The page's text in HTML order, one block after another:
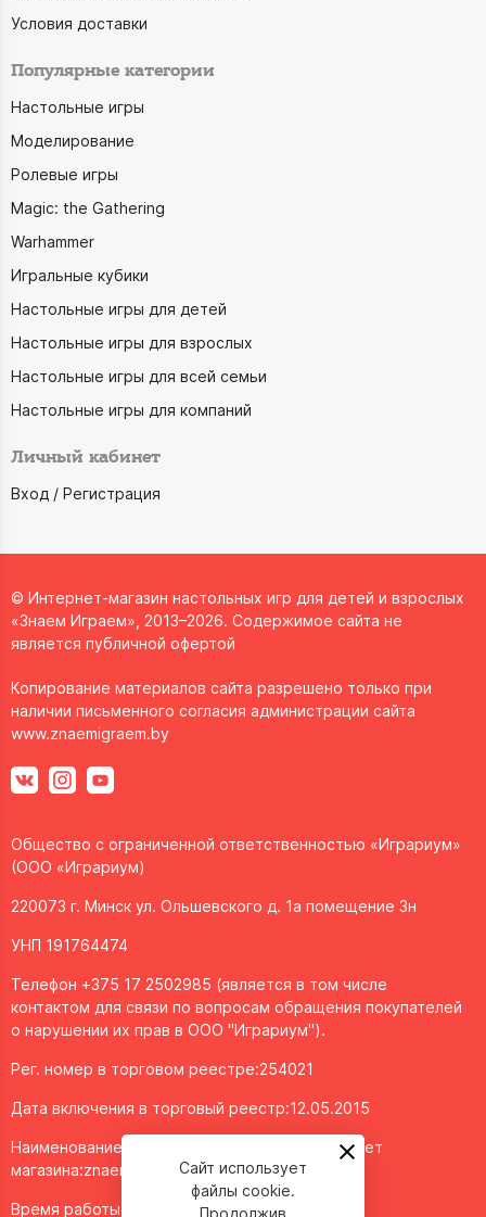
Условия доставки
Популярные категории
Настольные игры
Моделирование
Ролевые игры
Magic: the Gathering
Warhammer
Игральные кубики
Настольные игры для детей
Настольные игры для взрослых
Настольные игры для всей семьи
Настольные игры для компаний
Личный кабинет
Вход / Регистрация
© Интернет-магазин настольных игр для детей и взрослых
«Знаем Играем», 2013–2026. Содержимое сайта не
является публичной офертой
Копирование материалов сайта разрешено только при
наличии письменного согласия администрации сайта
www.znaemigraem.by
Общество с ограниченной ответственностью «Играриум»
(ООО «Играриум)
220073 г. Минск ул. Ольшевского д. 1а помещение 3н
УНП 191764474
Телефон +375 17 2502985 (является в том числе
контактом для связи по вопросам обращения покупателей
о нарушении их прав в ООО "Играриум").
Рег. номер в торговом реестре:254021
Дата включения в торговый реестр:12.05.2015
Наименование объекта/доменное имя интернет
магазина:znaemigraem.by
Время работы: ежедневно с 11:00 до 20:00
Сайт использует
файлы cookie.
Продолжив